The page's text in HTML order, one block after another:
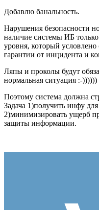
Добавлю банальность.
Нарушения безопасности
наличие системы ИБ
уровня, который
гарантии от инцидента и
Ляпы и проколы будут
нормальная ситуация :-))))))
Поэтому система должна
Задача 1)получить инфу
2)минимизировать ущерб
защиты информации.